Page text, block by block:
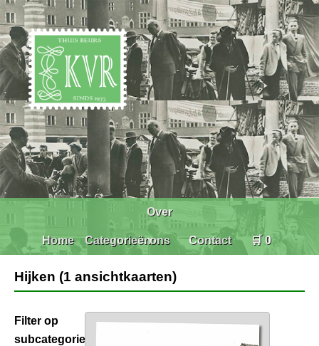
Home Categorieën
Over
ons Contact 🛒 0
Hijken (1 ansichtkaarten)
Filter op
subcategorie